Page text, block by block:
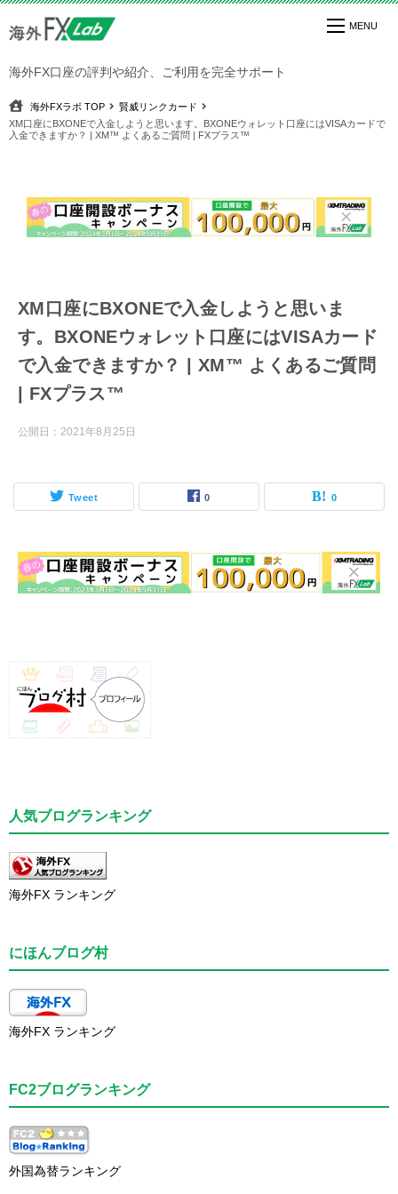
海外FX口座の評判や紹介、ご利用を完全サポート
海外FXラボ TOP
賢威リンクカード
XM口座にBXONEで入金しようと思います。BXONEウォレット口座にはVISAカードで
入金できますか？ | XM™ よくあるご質問 | FXプラス™
XM口座にBXONEで入金しようと思いま
す。BXONEウォレット口座にはVISAカード
で入金できますか？ | XM™ よくあるご質問
| FXプラス™
公開日： 2021年8月25日
Tweet 0 0
人気ブログランキング
海外FX ランキング
にほんブログ村
海外FX ランキング
FC2ブログランキング
外国為替ランキング